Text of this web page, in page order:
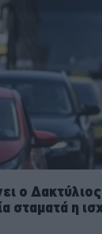
ο
σταματά η